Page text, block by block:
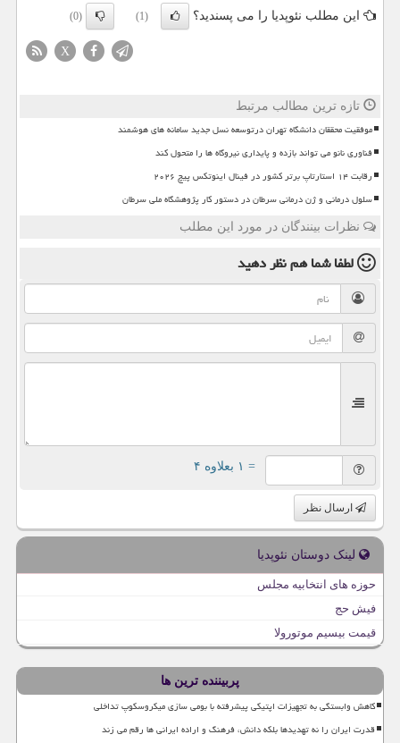
این مطلب نئوپدیا را می پسندید؟
(1)
(0)
X
تازه ترین مطالب مرتبط
موفقیت محققان دانشگاه تهران درتوسعه نسل جدید سامانه های هوشمند
فناوری نانو می تواند بازده و پایداری نیروگاه ها را متحول کند
رقابت ۱۴ استارتاپ برتر کشور در فینال اینوتکس پیچ ۲۰۲۶
سلول درمانی و ژن درمانی سرطان در دستور کار پژوهشگاه ملی سرطان
نظرات بینندگان در مورد این مطلب
لطفا شما همنظر دهید
= ۱ بعلاوه ۴
ارسال نظر
لینک دوستان نئوپدیا
حوزه های انتخابیه مجلس
فیش حج
قیمت بیسیم موتورولا
پربیننده ترین ها
کاهش وابستگی به تجهیزات اپتیکی پیشرفته با بومی سازی میکروسکوپ تداخلی
قدرت ایران را نه تهدیدها بلکه دانش، فرهنگ و اراده ایرانی ها رقم می زند